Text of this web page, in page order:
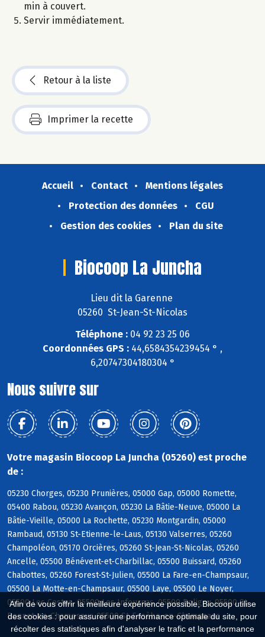
Afin de vous offrir la meilleure expérience possible, Biocoop utilise
des cookies : pour assurer une performance optimale du site, pour
récolter des statistiques afin d'analyser le trafic et la performance
min à couvert.
Servir immédiatement.
Retour à la liste
Imprimer la recette
Accueil Contact
Mentions légales
Protection des données
CGU
Gestion des cookies
Plan du site
Biocoop La Juncha
Lieu dit la Garenne
05260 St-Jean-St-Nicolas
Téléphone : 04 92 23 25 06
Coordonnées GPS : 44,6584354239454 ° ,
6,20747304180304 °
Nous suivre sur
Votre magasin Biocoop La Juncha (05260) est proche
de :
05230 Chorges, 05230 Prunières, 05000 Gap, 05000 Romette,
05400 Rabou, 05230 Avançon, 05230 La Bâtie-Neuve, 05000 La
Bâtie-Vieille, 05000 La Rochette, 05230 Montgardin, 05000
Rambaud, 05130 St-Etienne-le-Laus, 05130 Valserres, 05260
Champoléon, 05170 Orcières, 05260 St-Jean-St-Nicolas, 05260
Ancelle, 05500 Bénévent-et-Charbillac, 05500 Buissard, 05260
Chabottes, 05260 Forest-St-Julien, 05500 La Fare-en-Champsaur,
05500 La Motte-en-Champsaur, 05500 Laye, 05500 Le Noyer,
05500 Les Costes, 05500 Les Infournas, 05500 Poligny, 05500 St-
Bonnet-en-Champsaur, 05500 St-Eusèbe-en-Champsaur